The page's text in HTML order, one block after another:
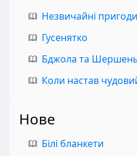
Незвичайні
Гусенятко
Бджола та
Коли настав
Нове
Білі бланкети